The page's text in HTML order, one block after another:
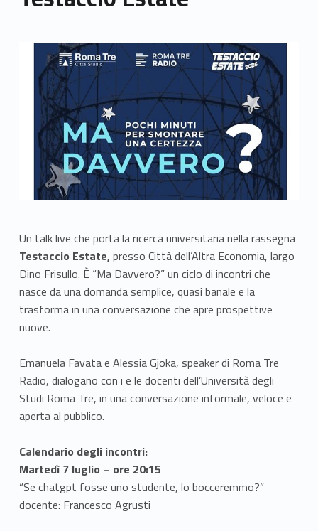
Link identifier archive #link-archive-thumb-soap-68717
Un talk live che porta la ricerca universitaria nella rassegna
Testaccio Estate,presso Città dell’Altra Economia, largo
Dino Frisullo. È “Ma Davvero?” un ciclo di incontri che
nasce da una domanda semplice, quasi banale e la
trasforma in una conversazione che apre prospettive
nuove.
Emanuela Favata e Alessia Gjoka, speaker di Roma Tre
Radio, dialogano con i e le docenti dell’Università degli
Studi Roma Tre, in una conversazione informale, veloce e
aperta al pubblico.
Calendario degli incontri:
Martedì 7 luglio – ore 20:15
“Se chatgpt fosse uno studente, lo bocceremmo?”
docente: Francesco Agrusti